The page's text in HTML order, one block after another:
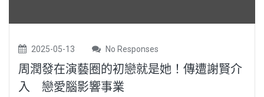
2025-05-13 No Responses
周潤發在演藝圈的初戀就是她！傳遭謝賢介
入 戀愛腦影響事業